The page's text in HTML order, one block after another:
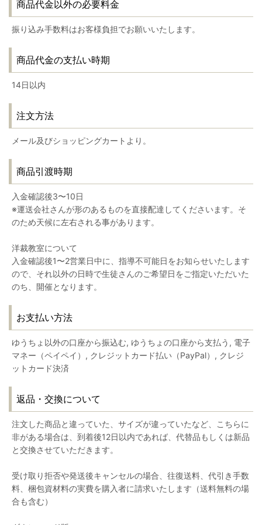
商品代金以外の必要料金
振り込み手数料はお客様負担でお願いいたします。
商品代金の支払い時期
14日以内
注文方法
メール及びショッピングカートより。
商品引渡時期
入金確認後3〜10日
※運送会社さんが形のあるものを直接配達してくださいます。そ
のため天候に左右される事があります。
洋裁教室について
入金確認後1〜2営業日中に、指導不可能日をお知らせいたします
ので、それ以外の日時で生徒さんのご希望日をご指定いただいた
のち、開催となります。
お支払い方法
ゆうちょ以外の口座から振込む, ゆうちょの口座から支払う, 電子
マネー（ペイペイ）, クレジットカード払い（PayPal）, クレジ
ットカード決済
返品・交換について
注文した商品と違っていた、サイズが違っていたなど、こちらに
非がある場合は、到着後12日以内であれば、代替品もしくは新品
と交換させていただきます。
受け取り拒否や発送後キャンセルの場合、往復送料、代引き手数
料、梱包資材料の実費を購入者に請求いたします（送料無料の場
合も含む）